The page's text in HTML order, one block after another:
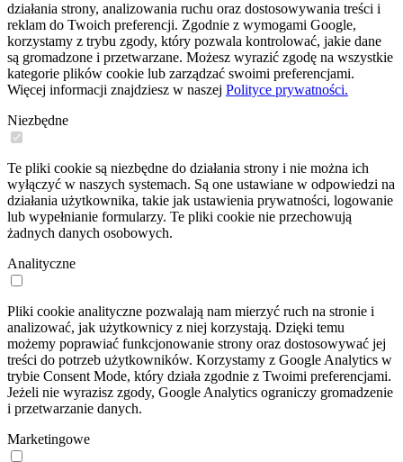
działania strony, analizowania ruchu oraz dostosowywania treści i
reklam do Twoich preferencji. Zgodnie z wymogami Google,
korzystamy z trybu zgody, który pozwala kontrolować, jakie dane
są gromadzone i przetwarzane. Możesz wyrazić zgodę na wszystkie
kategorie plików cookie lub zarządzać swoimi preferencjami.
Więcej informacji znajdziesz w naszej Polityce prywatności.
Niezbędne
Te pliki cookie są niezbędne do działania strony i nie można ich
wyłączyć w naszych systemach. Są one ustawiane w odpowiedzi na
działania użytkownika, takie jak ustawienia prywatności, logowanie
lub wypełnianie formularzy. Te pliki cookie nie przechowują
żadnych danych osobowych.
Analityczne
Pliki cookie analityczne pozwalają nam mierzyć ruch na stronie i
analizować, jak użytkownicy z niej korzystają. Dzięki temu
możemy poprawiać funkcjonowanie strony oraz dostosowywać jej
treści do potrzeb użytkowników. Korzystamy z Google Analytics w
trybie Consent Mode, który działa zgodnie z Twoimi preferencjami.
Jeżeli nie wyrazisz zgody, Google Analytics ograniczy gromadzenie
i przetwarzanie danych.
Marketingowe